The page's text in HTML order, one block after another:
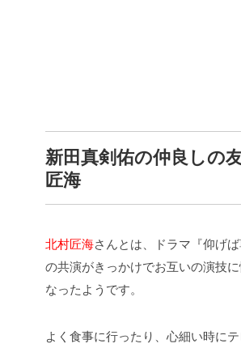
新田真剣佑の仲良しの
匠海
北村匠海さんとは、ドラマ『仰げ
の共演がきっかけでお互いの演技に
なったようです。
よく食事に行ったり、心細い時に